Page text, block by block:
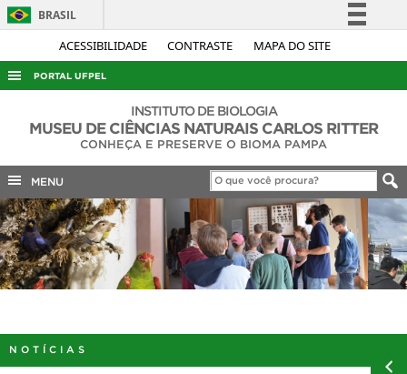
ACESSIBILIDADE CONTRASTE MAPA DO SITE
BRASIL
Simplifique!
Acesso à informação
Legislação
Canais
PORTAL UFPEL
ACESSO À INFORMAÇÃO
COBALTO
CONCURSOS
EDITAIS
INTERNACIONAL
OUVIDORIA
TELEFONES
INSTITUTO DE BIOLOGIA
MUSEU DE CIÊNCIAS NATURAIS CARLOS RITTER
CONHEÇA E PRESERVE O BIOMA PAMPA
MENU
NOTÍCIAS